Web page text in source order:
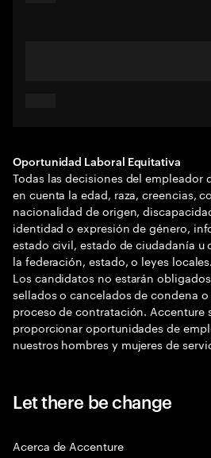
Oportunidad Laboral Equitativa
Todas las decisiones del empleador
en cuenta la edad, raza, creencias,
nacionalidad de origen,
identidad o expresión de género,
estado civil, estado de ciudadanía u
la federación, estado, o leyes locales.
Los candidatos no estarán
sellados o cancelados de condena
proceso de contratación. Accenture
proporcionar oportunidades de
nuestros hombres y mujeres de
Let there be change
Acerca de Accenture